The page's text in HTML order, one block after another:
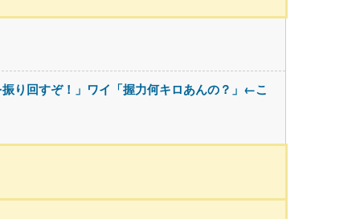
り回すぞ！」ワイ「握力何キロあんの？」←こ